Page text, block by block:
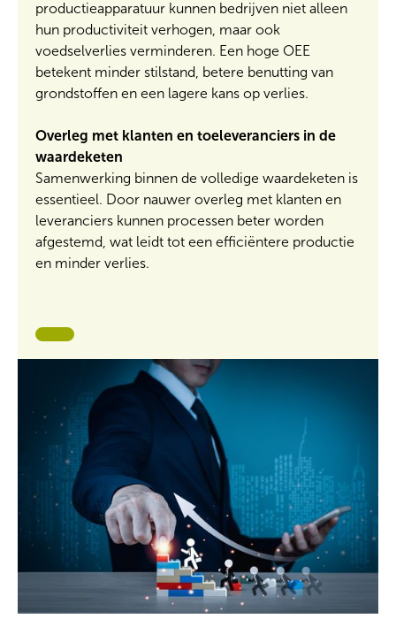
productieapparatuur kunnen bedrijven niet alleen
hun productiviteit verhogen, maar ook
voedselverlies verminderen. Een hoge OEE
betekent minder stilstand, betere benutting van
grondstoffen en een lagere kans op verlies.
Overleg met klanten en toeleveranciers in de
waardeketen
Samenwerking binnen de volledige waardeketen is
essentieel. Door nauwer overleg met klanten en
leveranciers kunnen processen beter worden
afgestemd, wat leidt tot een efficiëntere productie
en minder verlies.